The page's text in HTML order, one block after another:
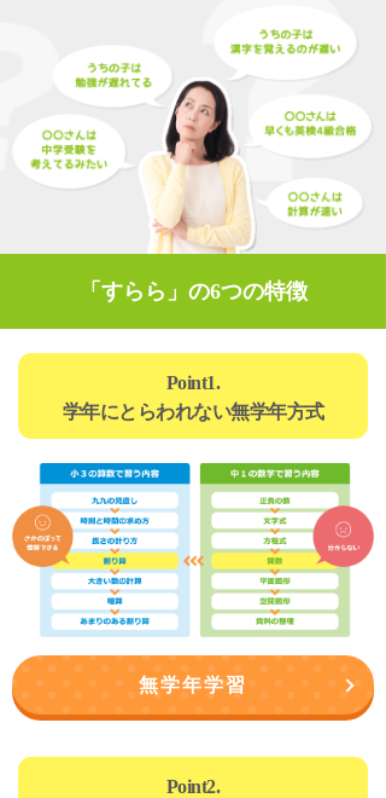
「すらら」の6つの特徴
Point1.
学年にとらわれない無学年方式
無学年学習
Point2.